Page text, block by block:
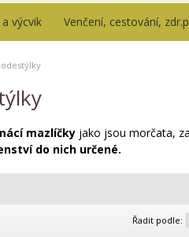
výcvik Venčení, cestování,
mazlíčky jako jsou morčata,
do nich určené.
Řadit podle: